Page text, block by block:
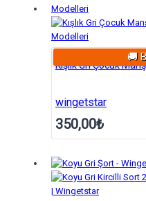
🚚
Kışlık Gri Çocuk
wingetstar
350,00₺